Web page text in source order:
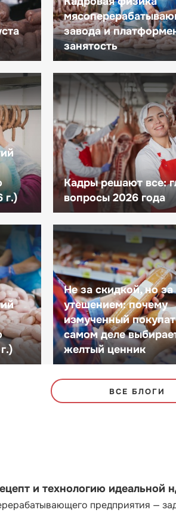
завода и
занятость
г.)
Кадры решают все:
вопросы 2026 года
Не за скидкой, но за
утешением: почему
измученный
самом деле
желтый ценник
ВСЕ БЛОГИ
и технологию идеальной
предприятия —